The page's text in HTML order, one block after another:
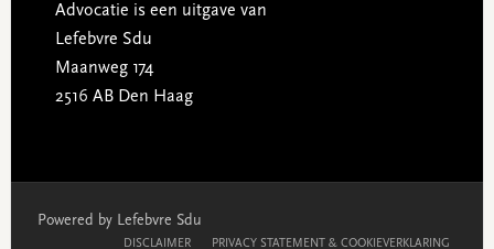
Advocatie is een uitgave van
Lefebvre Sdu
Maanweg 174
2516 AB Den Haag
Powered by Lefebvre Sdu
DISCLAIMER PRIVACY STATEMENT & COOKIEVERKLARING